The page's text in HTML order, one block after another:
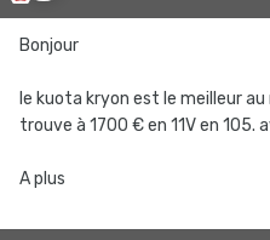
Bonjour
le kuota kryon est le meilleur
trouve à 1700 € en 11V en 105.
A plus